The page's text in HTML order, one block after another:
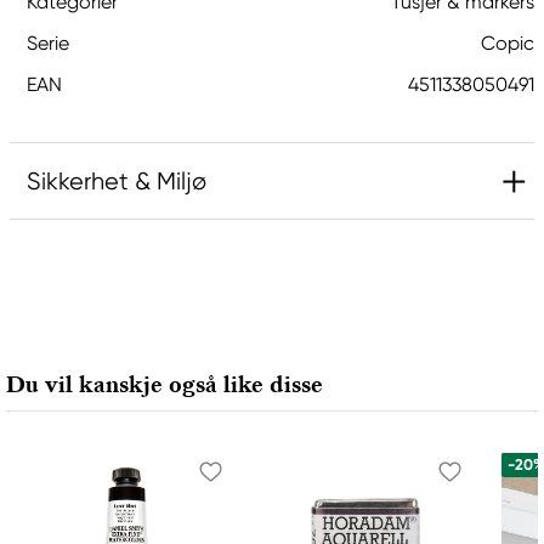
Serie
Copic
EAN
4511338050491
Sikkerhet & Miljø
65205 Wiesbaden, Germany
export@holtz-gmbh.de
Produsent
Du vil kanskje også like disse
-